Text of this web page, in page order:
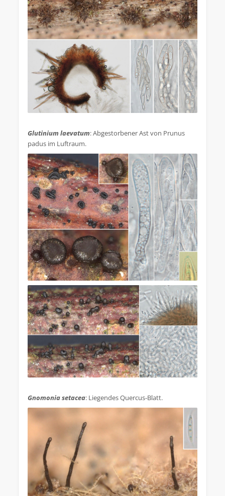
Glutinium laevatum: Abgestorbener Ast von Prunus
padus im Luftraum.
Gnomonia setacea: Liegendes Quercus-Blatt.